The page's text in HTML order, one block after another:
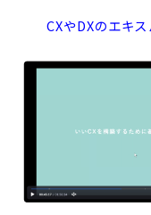
CXやDXのエキ